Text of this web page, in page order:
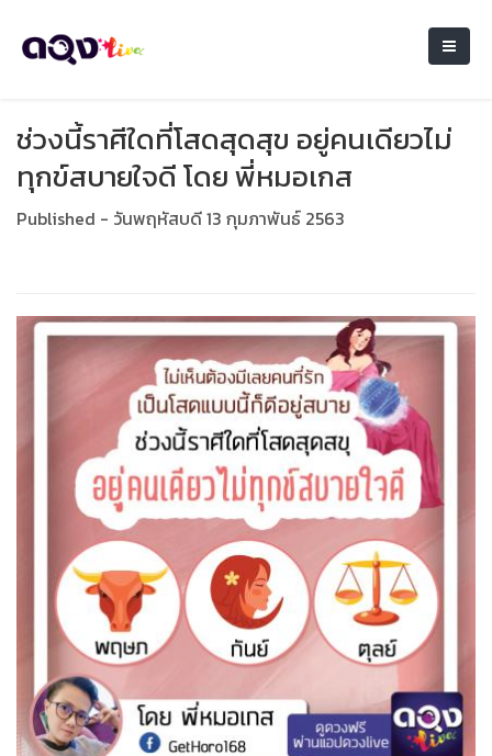
ช่วงนี้ราศีใดที่โสดสุดสุข​ อยู่​คนเดียว​ไม่
ทุกข์​สบายใจดี โดย พี่หมอเกส
Published - วันพฤหัสบดี 13 กุมภาพันธ์ 2563